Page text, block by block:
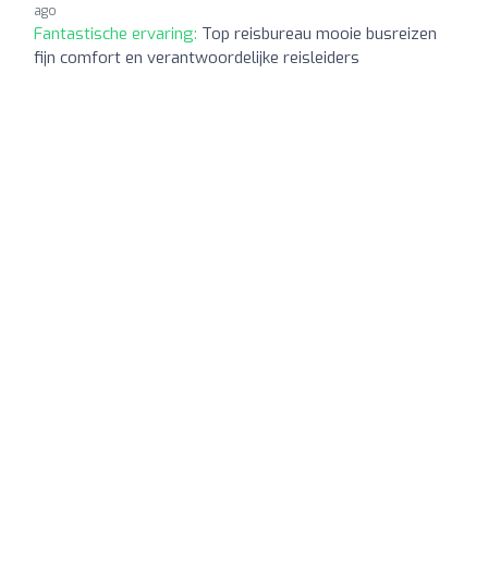
ago
Fantastische ervaring: Top reisbureau mooie busreizen
fijn comfort en verantwoordelijke reisleiders